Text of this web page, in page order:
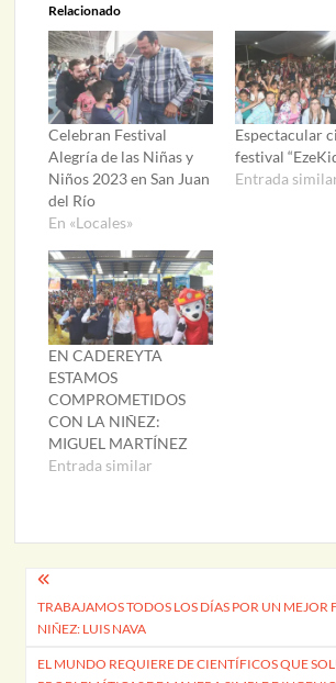
Relacionado
Celebran Festival
Alegría de las Niñas y
Niños 2023 en San Juan
del Río
En «Locales»
Espectacular
festival
Entrada
EN CADEREYTA
ESTAMOS
COMPROMETIDOS
CON LA NIÑEZ:
MIGUEL MARTÍNEZ
Entrada similar
Navegación
de
entradas
TRABAJAMOS TODOS LOS DÍAS POR UN MEJOR
NIÑEZ: LUIS NAVA
EL MUNDO REQUIERE DE CIENTÍFICOS QUE